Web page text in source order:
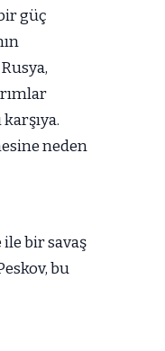
güç
neden
bir savaş
bu